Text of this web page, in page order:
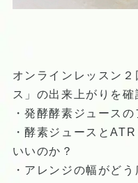
オンラインレッスン
ス」の出来上がりを確
・発酵酵素ジュース
・酵素ジュースと
いいのか？
・アレンジの幅がど